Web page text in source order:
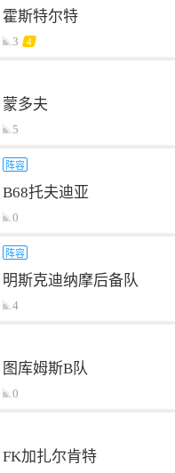
霍斯特尔特
3 4
蒙多夫
5
阵容
B68托夫迪亚
0
阵容
明斯克迪纳摩后备队
4
图库姆斯B队
0
FK加扎尔肯特